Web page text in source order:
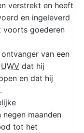
verstrekt en heeft
en ingeleverd
voorts goederen
van een
UWV dat hij
en dat hij
maanden
tot het